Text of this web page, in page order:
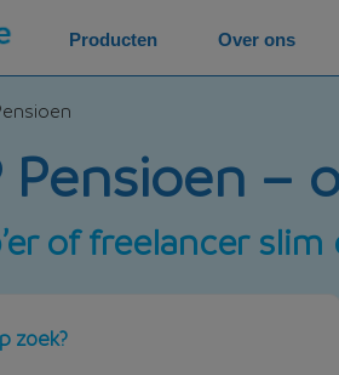
Pensioen –
of freelancer
zoek?
Producten Over ons